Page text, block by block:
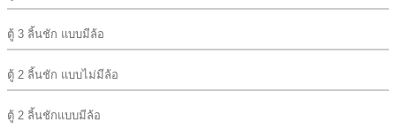
ตู้ 3 ลิ้นชัก แบบมีล้อ
ตู้ 2 ลิ้นชัก แบบไม่มีล้อ
ตู้ 2 ลิ้นชักแบบมีล้อ